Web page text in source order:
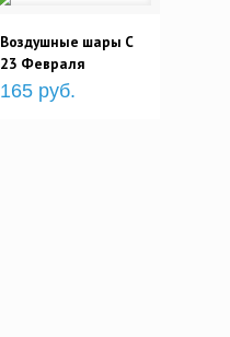
Воздушные шары C
23 Февраля
165 руб.